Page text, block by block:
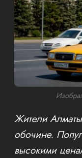
Жители
обочине.
высокими